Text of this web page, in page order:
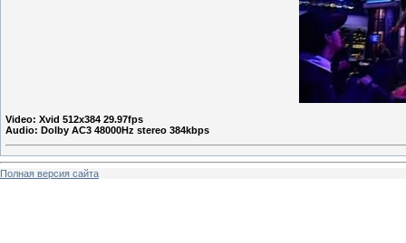
Video: Xvid 512x384 29.97fps
Audio: Dolby AC3 48000Hz stereo 384kbps
Полная версия сайта